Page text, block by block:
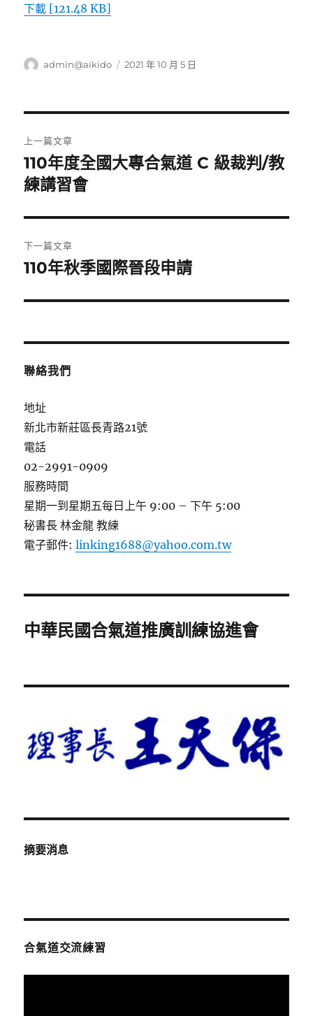
下載 [121.48 KB]
作
admin@aikido
發
2021 年 10 月 5 日
章
導
覽
上一篇文章
上
一
文
章:
110年度全國大專合氣道 C 級裁判/教
練講習會
下一篇文章
下
篇
章:
110年秋季國際晉段申請
聯絡我們
地址
新北市新莊區長青路21號
電話
02-2991-0909
服務時間
星期一到星期五每日上午 9:00 – 下午 5:00
秘書長 林金龍 教練
電子郵件:linking1688@yahoo.com.tw
中華民國合氣道推廣訓練協進會
摘要消息
合氣道交流練習